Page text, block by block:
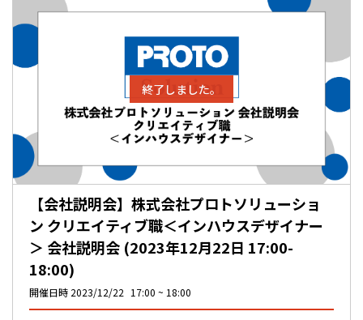
終了しました。
【会社説明会】株式会社プロトソリューショ
ン クリエイティブ職＜インハウスデザイナー
＞ 会社説明会 (2023年12月22日 17:00-
18:00)
開催日時 2023/12/22 17:00 18:00